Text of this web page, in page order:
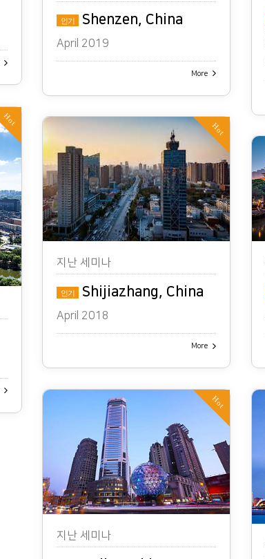
인기 Shenzen, China
April 2019
More
Hot
Hot
지난 세미나
인기 Shijiazhang, China
April 2018
More
Hot
지난 세미나